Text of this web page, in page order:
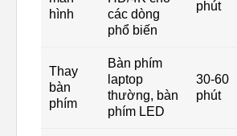
hình
các dòng
phổ biến
phút
Thay
bàn
phím
Bàn phím
laptop
thường, bàn
phím LED
30-60
phút